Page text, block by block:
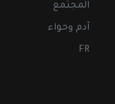
المجتمع
آدم وحواء
FR